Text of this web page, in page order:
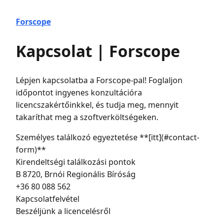
Forscope
Kapcsolat | Forscope
Lépjen kapcsolatba a Forscope-pal! Foglaljon
időpontot ingyenes konzultációra
licencszakértőinkkel, és tudja meg, mennyit
takaríthat meg a szoftverköltségeken.
Személyes találkozó egyeztetése **[itt](#contact-
form)**
Kirendeltségi találkozási pontok
B 8720, Brnói Regionális Bíróság
+36 80 088 562
Kapcsolatfelvétel
Beszéljünk a licencelésről